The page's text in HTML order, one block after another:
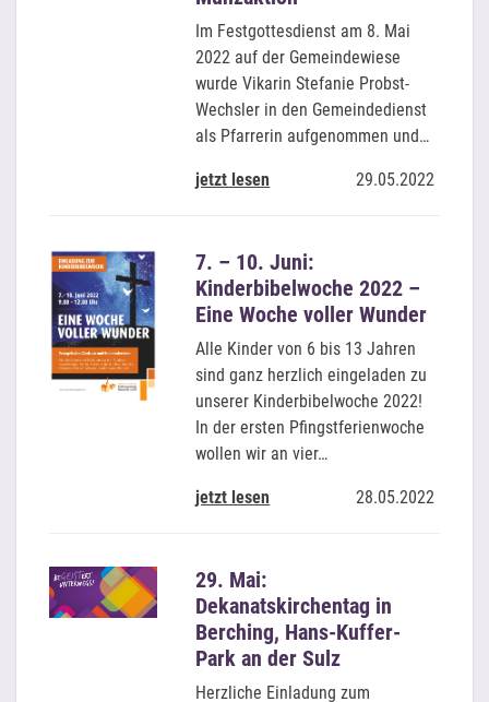
Im Festgottesdienst am 8. Mai
2022 auf der Gemeindewiese
wurde Vikarin Stefanie Probst-
Wechsler in den Gemeindedienst
als Pfarrerin aufgenommen und…
jetzt lesen 29.05.2022
7. – 10. Juni:
Kinderbibelwoche 2022 –
Eine Woche voller Wunder
Alle Kinder von 6 bis 13 Jahren
sind ganz herzlich eingeladen zu
unserer Kinderbibelwoche 2022!
In der ersten Pfingstferienwoche
wollen wir an vier…
jetzt lesen 28.05.2022
29. Mai:
Dekanatskirchentag in
Berching, Hans-Kuffer-
Park an der Sulz
Herzliche Einladung zum